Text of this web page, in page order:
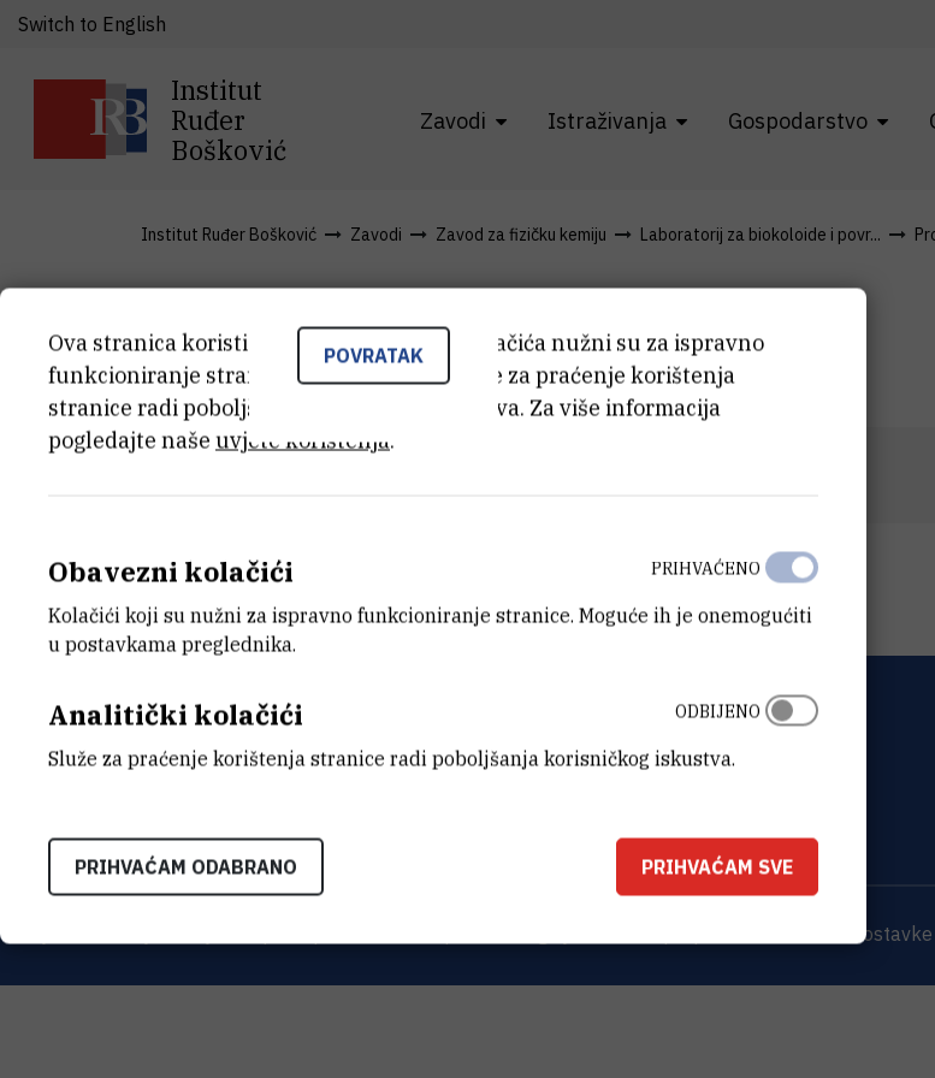
Institut
Ruđer
Bošković
Zavodi Istraživanja Gospodarstvo
Switch to English
Institut Ruđer Bošković Zavodi Zavod za fizičku kemiju Laboratorij za biokoloide i povr...
Institut Jožef Stefan
INSTITUT RUĐER BOŠKOVIĆ
POVRATAK
Ova stranica koristi kolačiće. Neki od tih kolačića nužni su za ispravno
funkcioniranje stranice, dok se drugi koriste za praćenje korištenja
stranice radi poboljšanja korisničkog iskustva. Za više informacija
pogledajte naše uvjete korištenja.
Obavezni kolačići
Kolačići koji su nužni za ispravno funkcioniranje stranice. Moguće ih je onemogućiti
u postavkama preglednika.
PRIHVAĆENO
Analitički kolačići
Služe za praćenje korištenja stranice radi poboljšanja korisničkog iskustva.
ODBIJENO
PRIHVAĆAM ODABRANO PRIHVAĆAM SVE